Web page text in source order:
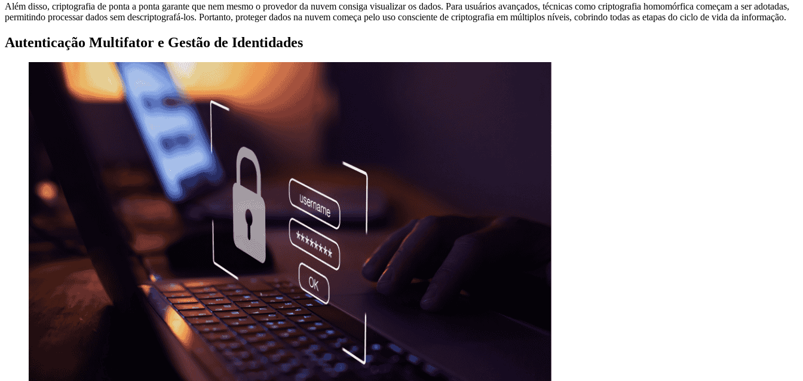
Além disso, criptografia de ponta a ponta garante que nem mesmo o provedor da nuvem consiga visualizar os dados. Para usuários avançados, técnicas como criptografia homomórfica começam a ser adotadas,
permitindo processar dados sem descriptografá-los. Portanto, proteger dados na nuvem começa pelo uso consciente de criptografia em múltiplos níveis, cobrindo todas as etapas do ciclo de vida da informação.
Autenticação Multifator e Gestão de Identidades